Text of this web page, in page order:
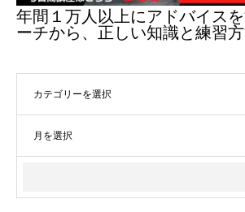
年間１万人以上にアドバイス
ーチから、正しい知識と練習方